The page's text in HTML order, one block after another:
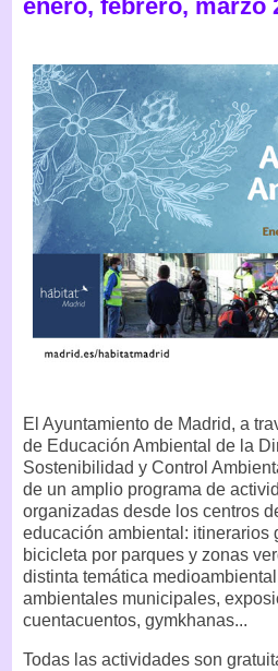
enero, febrero, marzo
El Ayuntamiento de Madrid, a
de Educación Ambiental de la
Sostenibilidad y Control
de un amplio programa de
organizadas desde los centros
educación ambiental: itinerarios
bicicleta por parques y zonas
distinta temática
ambientales municipales,
cuentacuentos, gymkhanas...
Todas las actividades son